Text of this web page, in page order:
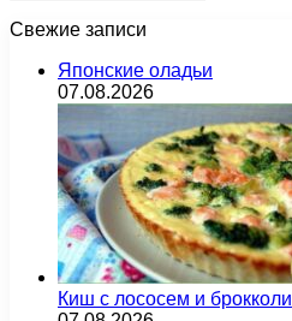
Свежие записи
Японские оладьи
07.08.2026
Киш с лососем и брокколи